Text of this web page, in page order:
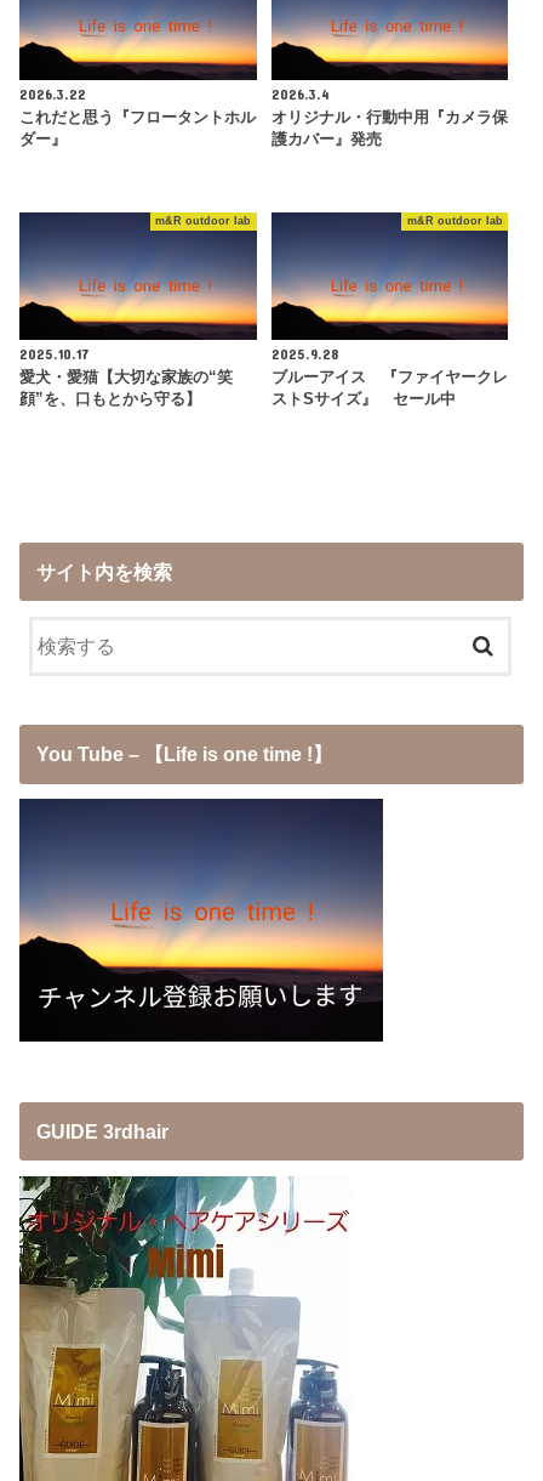
2026.3.22
これだと思う『フロータントホル
ダー』
2026.3.4
オリジナル・行動中用『カメラ保
護カバー』発売
m&R outdoor lab
2025.10.17
愛犬・愛猫【大切な家族の“笑
顔”を、口もとから守る】
m&R outdoor lab
2025.9.28
ブルーアイス 『ファイヤークレ
ストSサイズ』 セール中
サイト内を検索
You Tube – 【Life is one time !】
GUIDE 3rdhair